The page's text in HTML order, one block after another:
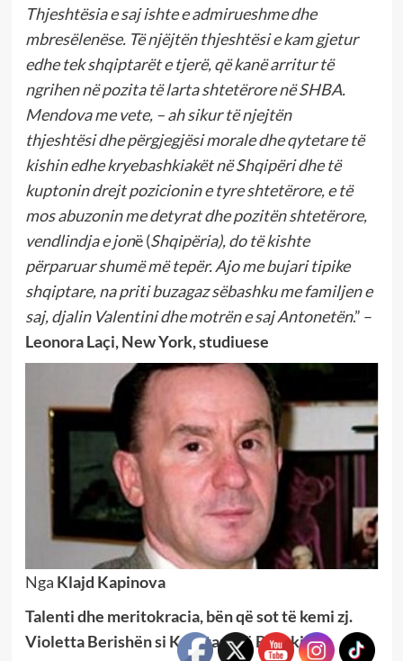
Thjeshtësia e saj ishte e admirueshme dhe
mbresëlenëse. Të njëjtën thjeshtësi e kam gjetur
edhe tek shqiptarët e tjerë, që kanë arritur të
ngrihen në pozita të larta shtetërore në SHBA.
Mendova me vete, – ah sikur të njejtën
thjeshtësi dhe përgjegjësi morale dhe qytetare të
kishin edhe kryebashkiakët në Shqipëri dhe të
kuptonin drejt pozicionin e tyre shtetërore, e të
mos abuzonin me detyrat dhe pozitën shtetërore,
vendlindja e jonë (Shqipëria), do të kishte
përparuar shumë më tepër. Ajo me bujari tipike
shqiptare, na priti buzagaz sëbashku me familjen e
saj, djalin Valentini dhe motrën e saj Antonetën.” –
Leonora Laçi, New York, studiuese
Nga Klajd Kapinova
Talenti dhe meritokracia, bën që sot të kemi zj.
Violetta Berishën si Kryetare të Bashkisë